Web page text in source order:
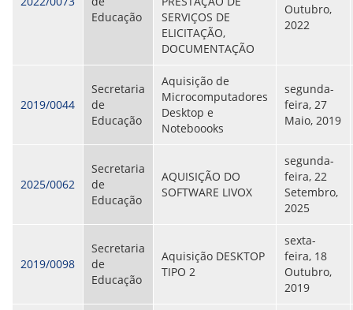
Educação
SERVIÇOS DE
ELICITAÇÃO,
DOCUMENTAÇÃO
Outubro,
2022
2019/0044
Secretaria
de
Educação
Aquisição de
Microcomputadores
Desktop e
Noteboooks
segunda-
feira, 27
Maio, 2019
2025/0062
Secretaria
de
Educação
AQUISIÇÃO DO
SOFTWARE LIVOX
segunda-
feira, 22
Setembro,
2025
2019/0098
Secretaria
de
Educação
Aquisição DESKTOP
TIPO 2
sexta-
feira, 18
Outubro,
2019